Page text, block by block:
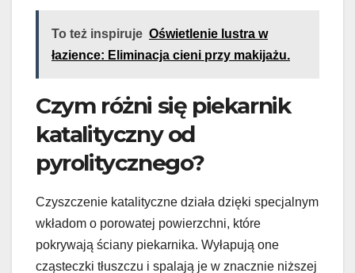
To też inspiruje Oświetlenie lustra w
łazience: Eliminacja cieni przy makijażu.
Czym różni się piekarnik
katalityczny od
pyrolitycznego?
Czyszczenie katalityczne działa dzięki specjalnym
wkładom o porowatej powierzchni, które
pokrywają ściany piekarnika. Wyłapują one
cząsteczki tłuszczu i spalają je w znacznie niższej